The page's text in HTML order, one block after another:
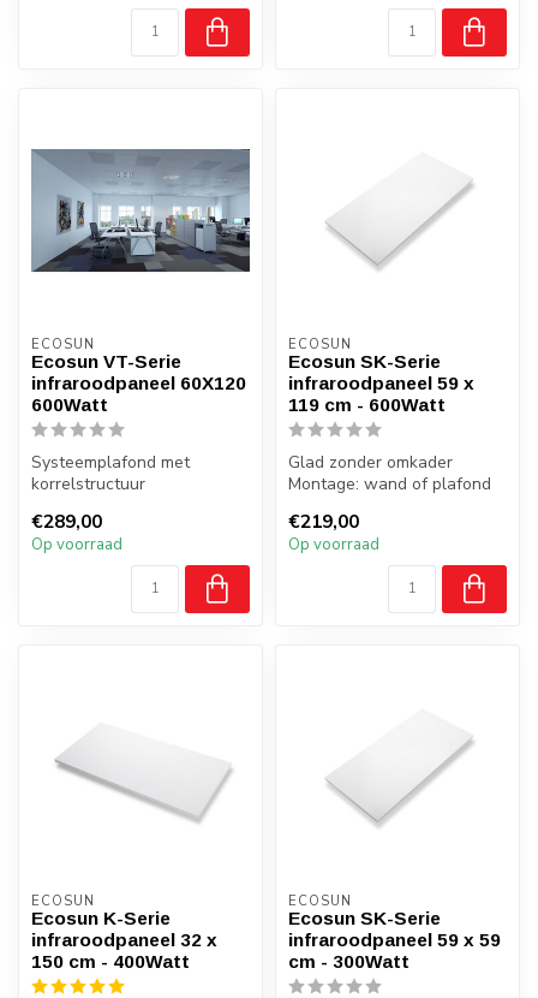
ECOSUN
Ecosun VT-Serie
infraroodpaneel 60X120
600Watt
Systeemplafond met
korrelstructuur
Gewicht: 10,1 Kg
...
€289,00
Op voorraad
ECOSUN
Ecosun SK-Serie
infraroodpaneel 59 x
119 cm - 600Watt
Glad zonder omkader
Montage: wand of plafond
Badkamer: nee
€219,00
Op voorraad
ECOSUN
Ecosun K-Serie
infraroodpaneel 32 x
150 cm - 400Watt
ECOSUN
Ecosun SK-Serie
infraroodpaneel 59 x 59
cm - 300Watt